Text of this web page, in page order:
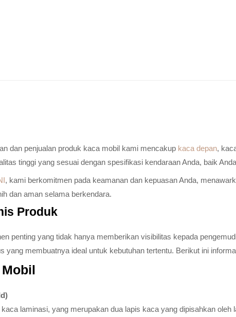
dan penjualan produk kaca mobil kami mencakup kaca depan,
tinggi yang sesuai dengan spesifikasi kendaraan Anda, baik
, kami berkomitmen pada keamanan dan kepuasan Anda,
dan aman selama berkendara.
Produk
penting yang tidak hanya memberikan visibilitas kepada
yang membuatnya ideal untuk kebutuhan tertentu. Berikut ini
laminasi, yang merupakan dua lapis kaca yang dipisahkan